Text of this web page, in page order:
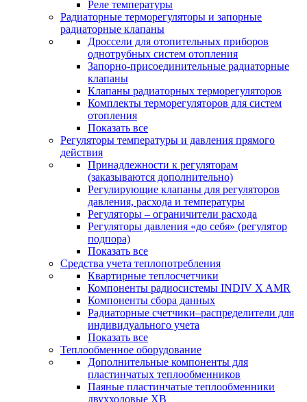
Реле температуры
Радиаторные терморегуляторы и запорные
радиаторные клапаны
Дроссели для отопительных приборов
однотрубных систем отопления
Запорно-присоединительные радиаторные
клапаны
Клапаны радиаторных терморегуляторов
Комплекты терморегуляторов для систем
отопления
Показать все
Регуляторы температуры и давления прямого
действия
Принадлежности к регуляторам
(заказываются дополнительно)
Регулирующие клапаны для регуляторов
давления, расхода и температуры
Регуляторы – ограничители расхода
Регуляторы давления «до себя» (регулятор
подпора)
Показать все
Средства учета теплопотребления
Квартирные теплосчетчики
Компоненты радиосистемы INDIV X AMR
Компоненты сбора данных
Радиаторные счетчики–распределители для
индивидуального учета
Показать все
Теплообменное оборудование
Дополнительные компоненты для
пластинчатых теплообменников
Паяные пластинчатые теплообменники
двухходовые XB